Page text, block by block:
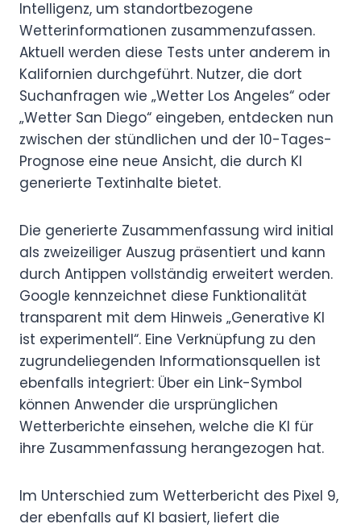
Intelligenz, um standortbezogene
Wetterinformationen zusammenzufassen.
Aktuell werden diese Tests unter anderem in
Kalifornien durchgeführt. Nutzer, die dort
Suchanfragen wie „Wetter Los Angeles“ oder
„Wetter San Diego“ eingeben, entdecken nun
zwischen der stündlichen und der 10-Tages-
Prognose eine neue Ansicht, die durch KI
generierte Textinhalte bietet.
Die generierte Zusammenfassung wird initial
als zweizeiliger Auszug präsentiert und kann
durch Antippen vollständig erweitert werden.
Google kennzeichnet diese Funktionalität
transparent mit dem Hinweis „Generative KI
ist experimentell“. Eine Verknüpfung zu den
zugrundeliegenden Informationsquellen ist
ebenfalls integriert: Über ein Link-Symbol
können Anwender die ursprünglichen
Wetterberichte einsehen, welche die KI für
ihre Zusammenfassung herangezogen hat.
Im Unterschied zum Wetterbericht des Pixel 9,
der ebenfalls auf KI basiert, liefert die